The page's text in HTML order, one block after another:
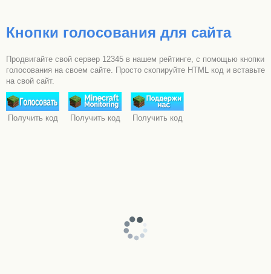
Кнопки голосования для сайта
Продвигайте свой сервер 12345 в нашем рейтинге, с помощью кнопки
голосования на своем сайте. Просто скопируйте HTML код и вставьте
на свой сайт.
Получить код Получить код Получить код